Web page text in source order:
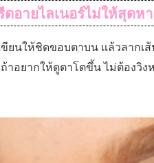
ดอายไลเนอร์ไม่ให้สุดห
ยนให้ชิดขอบตาบน แล้วลากเ
อยากให้ดูตาโตขึ้น ไม่ต้องวิงห